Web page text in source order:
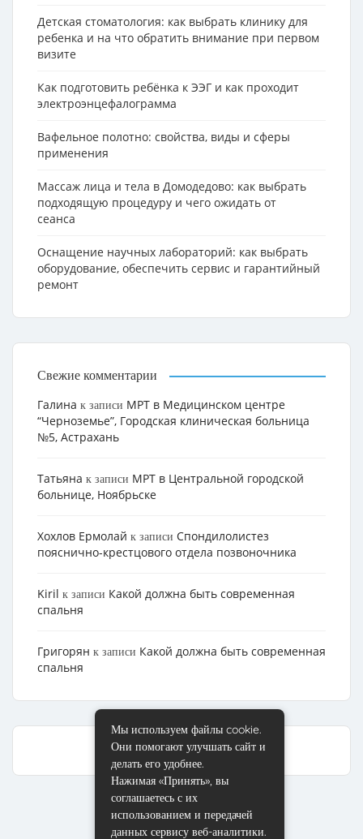
Детская стоматология: как выбрать клинику для
ребенка и на что обратить внимание при первом
визите
Как подготовить ребёнка к ЭЭГ и как проходит
электроэнцефалограмма
Вафельное полотно: свойства, виды и сферы
применения
Массаж лица и тела в Домодедово: как выбрать
подходящую процедуру и чего ожидать от
сеанса
Оснащение научных лабораторий: как выбрать
оборудование, обеспечить сервис и гарантийный
ремонт
Свежие комментарии
Галина к записи МРТ в Медицинском центре
“Черноземье”, Городская клиническая больница
№5, Астрахань
Татьяна к записи МРТ в Центральной городской
больнице, Ноябрьске
Хохлов Ермолай к записи Cпондилолистез
пояснично-крестцового отдела позвоночника
Kiril к записи Какой должна быть современная
спальня
Григорян к записи Какой должна быть современная
спальня
Мы используем файлы cookie.
Они помогают улучшать сайт и
делать его удобнее.
Нажимая «Принять», вы
соглашаетесь с их
использованием и передачей
данных сервису веб-аналитики.